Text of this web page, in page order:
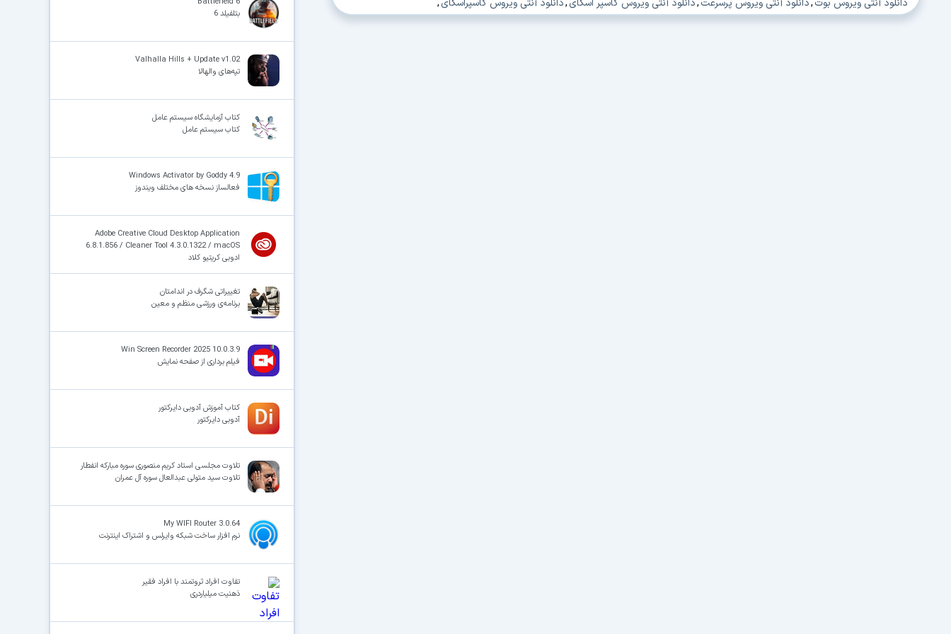
دانلود آنتی ویروس بوت,دانلود آنتی ویروس پرسرعت,دانلود آنتی ویروس کاسپر اسکای,دانلود آنتی ویروس کاسپراسکای,
دانلود آنتی ویروس کسپرسکی,دانلود بهترین آنتی ویروس,دانلود جدیدترین آنتی ویروس,دانلود دقیقترین آنتی ویروس,
بتلفیلد 6
Valhalla Hills + Update v1.02
تپه‌های والهالا
کتاب آزمایشگاه سیستم عامل
کتاب سیستم عامل
Windows Activator by Goddy 4.9
فعالساز نسخه های مختلف ویندوز
Adobe Creative Cloud Desktop Application
6.8.1.856 / Cleaner Tool 4.3.0.1322 / macOS
ادوبی کریتیو کلاد
تغییراتی شگرف در اندامتان
برنامه‌ی ورزشی منظم و معین
Win Screen Recorder 2025 10.0.3.9
فیلم برداری از صفحه نمایش
کتاب آموزش آدوبی دایرکتور
آدوبی دایرکتور
تلاوت مجلسی استاد کریم منصوری سوره مبارکه انفطار
تلاوت سید متولی عبدالعال سوره آل عمران
My WIFI Router 3.0.64
نرم افزار ساخت شبکه وایرلس و اشتراک اینترنت
تفاوت افراد ثروتمند با افراد فقیر
ذهنیت میلیاردری